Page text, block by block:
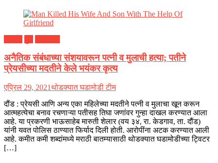
अनैतिक संबंधाच्या संशयावरून पत्नी व मुलाची हत्या; पतीने
प्रेयसीच्या मदतीने केले भयंकर कृत्य
एप्रिल 29, 2021थोडक्यात घडामोडी टीम
दौंड : प्रेयसी आणि अन्य एका महिलेच्या मदतीने पत्नी व मुलाचा खून करून
आत्महत्येचा बनाव रचणाऱ्या पतीसह तिघा जणांवर गुन्हा दाखल करण्यात आला
आहे. या प्रकरणी भाऊसाहेब मारुती शेलार (वय ३४, रा. केडगाव, ता. दौंड)
यांनी यवत पोलिस ठाण्यात फिर्याद दिली होती. आरोपींना अटक करण्यात आली
आहे. कमीत कमी शब्दांमध्ये मराठी बातम्यासाठी थोडक्यात घडामोडीच्या ट्विटर
[…]